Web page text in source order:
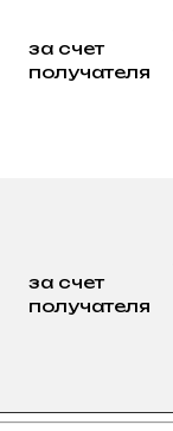
за счет
получателя
за счет
получателя